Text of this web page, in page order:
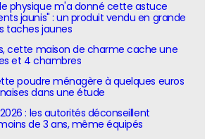
physique m'a donné cette astuce
jaunis" : un produit vendu en grande
taches jaunes
cette maison de charme cache une
et 4 chambres
poudre ménagère à quelques euros
dans une étude
2026 : les autorités déconseillent
de 3 ans, même équipés